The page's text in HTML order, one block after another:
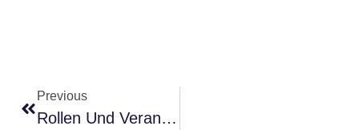
Previous
Rollen Und Verantwortlichkeiten Im Team Klären Als Führungskraft